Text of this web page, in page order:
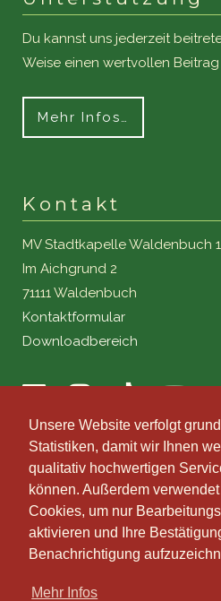
Unsere Website verfolgt
Statistiken, damit wir Ihnen
qualitativ hochwertigen
können. Außerdem
Cookies, um nur
aktivieren und Ihre
Benachrichtigung
Mehr Infos
Du kannst uns jederzeit
Weise einen wertvollen
Mehr Infos…
Kontakt
MV Stadtkapelle Waldenbuch
Im Aichgrund 2
71111 Waldenbuch
Kontaktformular
Downloadbereich